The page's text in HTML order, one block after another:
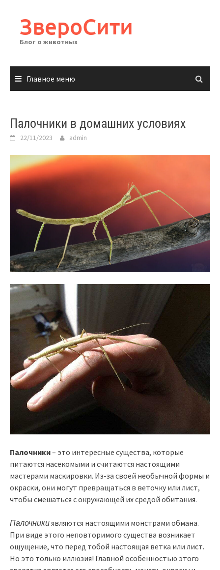
содержимому
ЗвероСити
Блог о животных
Главное меню
Палочники в домашних условиях
22/11/2023 admin
Палочники– это интересные существа, которые
питаются насекомыми и считаются настоящими
мастерами маскировки. Из-за своей необычной формы и
окраски, они могут превращаться в веточку или лист,
чтобы смешаться с окружающей их средой обитания.
Палочникиявляются настоящими монстрами обмана.
При виде этого неповторимого существа возникает
ощущение, что перед тобой настоящая ветка или лист.
Но это только иллюзия! Главной особенностью этого